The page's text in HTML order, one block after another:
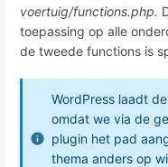
voertuig/functions.php.
toepassing op alle
de tweede functions is
WordPress laadt
omdat we via de
plugin het pad
thema anders op